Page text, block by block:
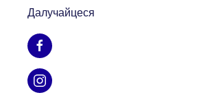
Далучайцеся